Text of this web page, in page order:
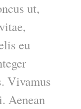
ut,
eu
Vivamus
Aenean